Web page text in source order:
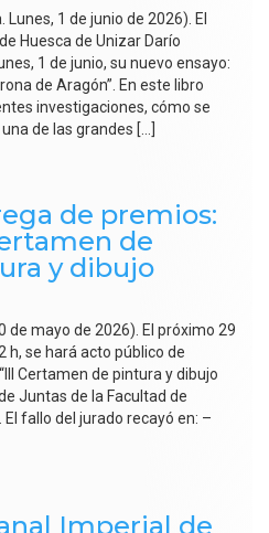
Lunes, 1 de junio de 2026). El
Huesca de Unizar Darío
1 de junio, su nuevo ensayo:
de Aragón”. En este libro
investigaciones, cómo se
de las grandes […]
de premios:
de
y dibujo
de mayo de 2026). El próximo 29
h, se hará acto público de
Certamen de pintura y dibujo
Juntas de la Facultad de
fallo del jurado recayó en: –
Imperial de